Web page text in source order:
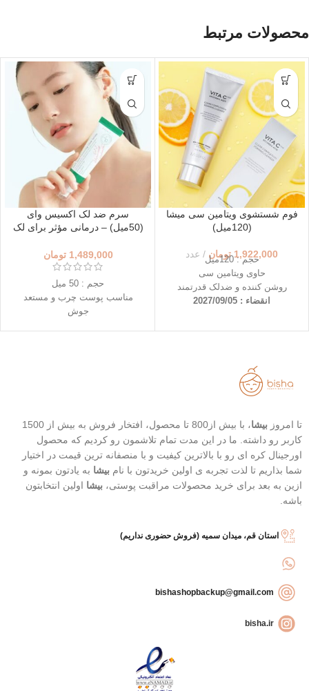
محصولات مرتبط
فوم شستشوی ویتامین سی میشا
(120میل)
1,922,000 تومان عدد
حجم : 120میل
حاوی ویتامین سی
روشن کننده و ضدلک قدرتمند
انقضاء : 2027/09/05
سرم ضد لک اکسیس وای
(50میل) – درمانی مؤثر برای لک
1,489,000 تومان
حجم : 50 میل
مناسب پوست چرب و مستعد
جوش
تا امروز بیشا
، با بیش از800 تا محصول، افتخار فروش به بیش از 1500
کاربر رو داشته. ما در این مدت تمام تلاشمون رو کردیم که محصول
اورجینال کره ای رو با بالاترین کیفیت و با منصفانه ترین قیمت در اختیار
شما بذاریم تا لذت تجربه ی اولین خریدتون با نام بیشا به یادتون بمونه و
ازین به بعد برای خرید محصولات مراقبت پوستی، بیشا اولین انتخابتون
باشه.
استان قم، میدان سمیه (فروش حضوری نداریم)
bisha.ir